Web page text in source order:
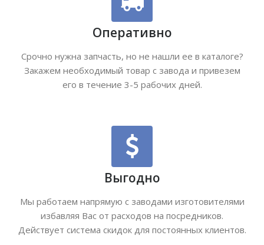
Оперативно
Срочно нужна запчасть, но не нашли ее в каталоге?
Закажем необходимый товар с завода и привезем
его в течение 3-5 рабочих дней.
Выгодно
Мы работаем напрямую с заводами изготовителями
избавляя Вас от расходов на посредников.
Действует система скидок для постоянных клиентов.